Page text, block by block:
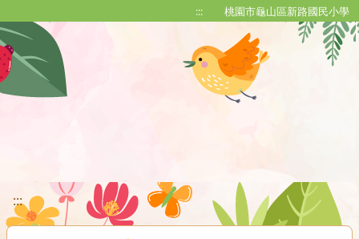
::: 桃園市龜山區新路國民小學
:::